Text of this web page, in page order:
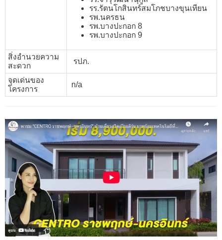
รร.รัตนโกสินทร์สมโภชบางขุนเทียน
รพ.นครธน
รพ.บางปะกอก 8
รพ.บางปะกอก 9
สิ่งอำนวยความ
สะดวก
รปภ.
จุดเด่นของ
โครงการ
n/a